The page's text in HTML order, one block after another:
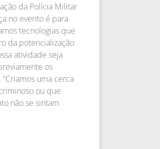
da Polícia Militar
no evento é para
tecnologias que
da potencialização
atividade seja
os
uma cerca
ou que
não se sintam